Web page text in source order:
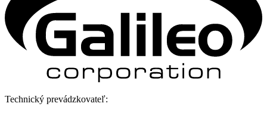
Technický prevádzkovateľ: